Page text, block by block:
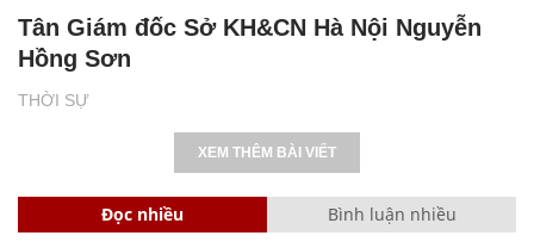
THỜI SỰ
Tân Giám đốc Sở KH&CN Hà Nội Nguyễn
Hồng Sơn
XEM THÊM BÀI VIẾT
Đọc nhiều Bình luận nhiều